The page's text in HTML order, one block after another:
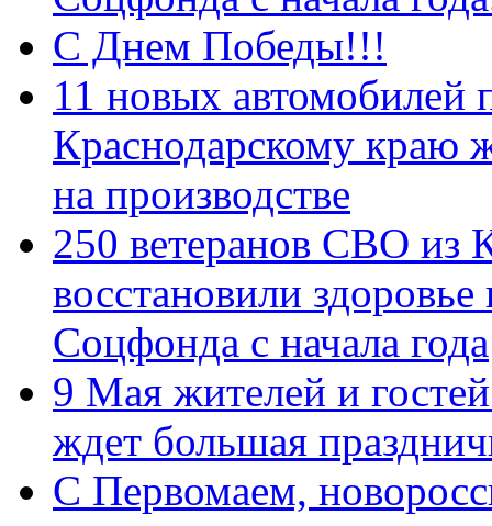
С Днем Победы!!!
11 новых автомобилей
Краснодарскому краю
на производстве
250 ветеранов СВО из
восстановили
Соцфонда с начала года
9 Мая жителей и
ждет большая
C Первомаем,